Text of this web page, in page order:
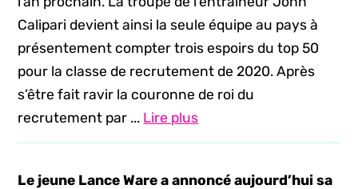
Calipari devient ainsi la seule équipe au pays à
présentement compter trois espoirs du top 50
pour la classe de recrutement de 2020. Après
s’être fait ravir la couronne de roi du
recrutement par ... Lire plus
Le jeune Lance Ware a annoncé aujourd’hui sa